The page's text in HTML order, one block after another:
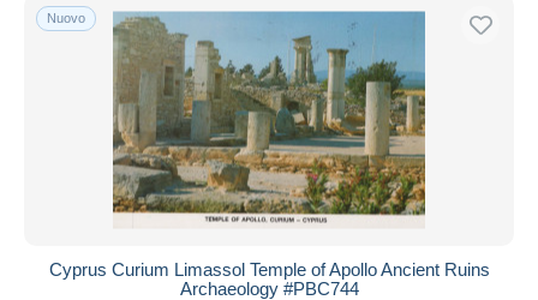
Nuovo
Cyprus Curium Limassol Temple of Apollo Ancient Ruins
Archaeology #PBC744